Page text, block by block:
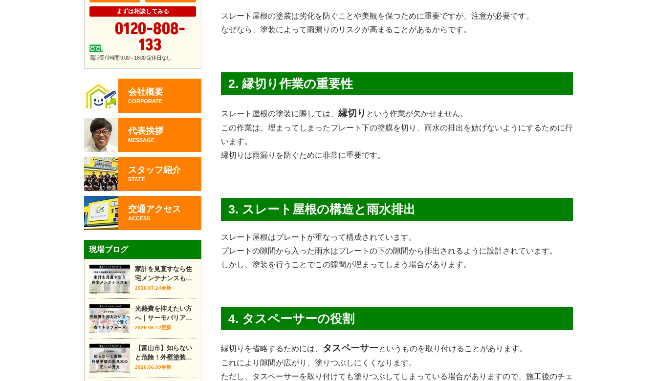
スレート屋根の塗装は劣化を防ぐことや美観を保つために重要ですが、注意が必要です。
なぜなら、塗装によって雨漏りのリスクが高まることがあるからです。
2. 縁切り作業の重要性
スレート屋根の塗装に際しては、 縁切り という作業が欠かせません。
この作業は、埋まってしまったプレート下の塗膜を切り、雨水の排出を妨げないようにするために行
います。
縁切りは雨漏りを防ぐために非常に重要です。
3. スレート屋根の構造と雨水排出
スレート屋根はプレートが重なって構成されています。
プレートの隙間から入った雨水はプレートの下の隙間から排出されるように設計されています。
しかし、塗装を行うことでこの隙間が埋まってしまう場合があります。
4. タスペーサーの役割
縁切りを省略するためには、 タスペーサーというものを取り付けることがあります。
これにより隙間が広がり、塗りつぶしにくくなります。
ただし、タスペーサーを取り付けても塗りつぶしてしまっている場合がありますので、施工後のチェ
まずは相談してみる
0120-808-
133
電話受付時間 9:00～18:00 定休日なし
会社概要
CORPORATE
代表挨拶
MESSAGE
スタッフ紹介
STAFF
交通アクセス
ACCESS
現場ブログ
家計を見直すなら住
宅メンテナンスも｜
将来の修繕費を抑え
る家の守り方
2026.07.24更新
光熱費を抑えたい方
へ｜サーモバリアで
賢く省エネリフォー
ム
2026.06.12更新
【富山市】知らない
と危険！外壁塗装の
色見本の正しい見方
2026.06.09更新